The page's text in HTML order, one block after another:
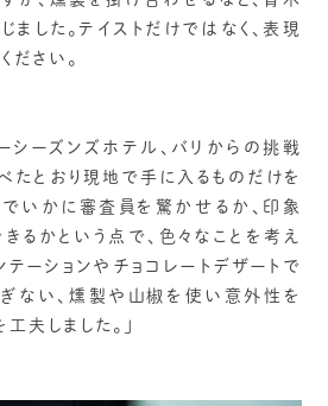
ました。テイストだけではなく、表現
ださい。
シーズンズホテル、バリからの挑戦
たとおり現地で手に入るものだけを
いかに審査員を驚かせるか、印象
るかという点で、色々なことを考え
テーションやチョコレートデザートで
ない、燻製や山椒を使い意外性を
夫しました。」